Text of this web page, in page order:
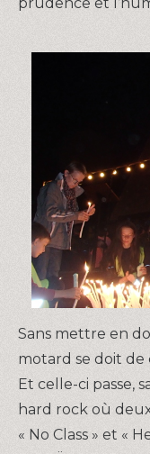
Sans mettre en
motard se doit de
Et celle-ci passe,
hard rock où
« No Class » et «